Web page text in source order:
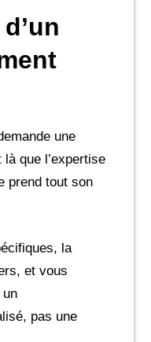
une
là que l’expertise
prend tout son
la
et vous
un
pas une